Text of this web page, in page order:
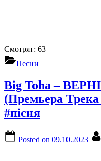
Смотрят: 63
Песни
Big Toha –
(Премьера Трека
#пісня
Posted on 09.10.2023